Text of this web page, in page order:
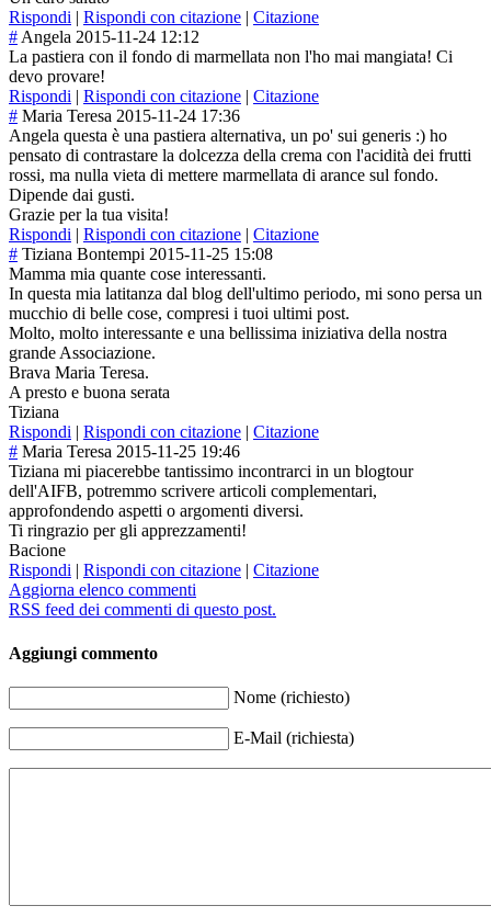
Rispondi | Rispondi con citazione | Citazione
# Angela 2015-11-24 12:12
La pastiera con il fondo di marmellata non l'ho mai mangiata! Ci
devo provare!
Rispondi | Rispondi con citazione | Citazione
# Maria Teresa 2015-11-24 17:36
Angela questa è una pastiera alternativa, un po' sui generis :) ho
pensato di contrastare la dolcezza della crema con l'acidità dei frutti
rossi, ma nulla vieta di mettere marmellata di arance sul fondo.
Dipende dai gusti.
Grazie per la tua visita!
Rispondi | Rispondi con citazione | Citazione
# Tiziana Bontempi 2015-11-25 15:08
Mamma mia quante cose interessanti.
In questa mia latitanza dal blog dell'ultimo periodo, mi sono persa un
mucchio di belle cose, compresi i tuoi ultimi post.
Molto, molto interessante e una bellissima iniziativa della nostra
grande Associazione.
Brava Maria Teresa.
A presto e buona serata
Tiziana
Rispondi | Rispondi con citazione | Citazione
# Maria Teresa 2015-11-25 19:46
Tiziana mi piacerebbe tantissimo incontrarci in un blogtour
dell'AIFB, potremmo scrivere articoli complementari,
approfondendo aspetti o argomenti diversi.
Ti ringrazio per gli apprezzamenti!
Bacione
Rispondi | Rispondi con citazione | Citazione
Aggiorna elenco commenti
RSS feed dei commenti di questo post.
Aggiungi commento
Nome (richiesto)
E-Mail (richiesta)